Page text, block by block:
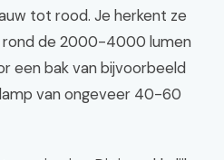
tot rood. Je herkent ze
rond de 2000-4000 lumen
een bak van bijvoorbeeld
van ongeveer 40-60